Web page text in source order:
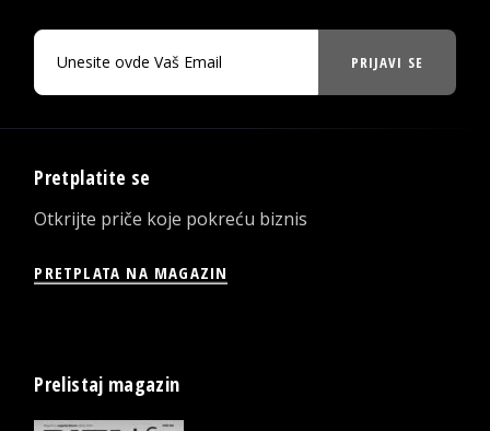
PRIJAVI SE
Pretplatite se
Otkrijte priče koje pokreću biznis
PRETPLATA NA MAGAZIN
Prelistaj magazin